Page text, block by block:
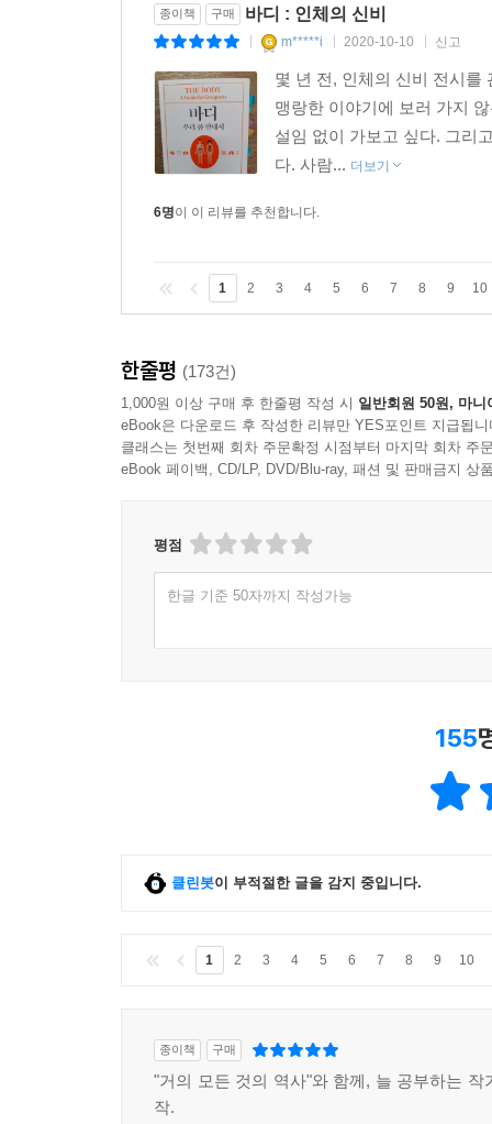
종이책 구매 바디 : 인체의 신비
m*****i 2020-10-10 신고
몇 년 전, 인체의 신비 전시를
맹랑한 이야기에 보러 가지
설임 없이 가보고 싶다. 그리
다. 사람... 더보기
6명이 이 리뷰를 추천합니다.
1 2 3 4 5 6 7 8 9 10
한줄평 (173건)
1,000원 이상 구매 후 한줄평 작성 시 일반회원 50원, 마니
eBook은 다운로드 후 작성한 리뷰만 YES포인트 지급됩니
클래스는 첫번째 회차 주문확정 시점부터 마지막 회차 주
eBook 페이백, CD/LP, DVD/Blu-ray, 패션 및 판매금지 상
평점
한글 기준 50자까지 작성가능
155
클린봇이 부적절한 글을 감지 중입니다.
1 2 3 4 5 6 7 8 9 10
종이책 구매
"거의 모든 것의 역사"와 함께, 늘 공부하는 작
작.